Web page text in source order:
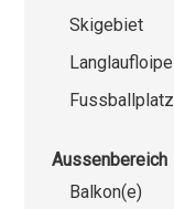
Skigebiet
Langlaufloipe
Fussballplatz
Aussenbereich
Balkon(e)